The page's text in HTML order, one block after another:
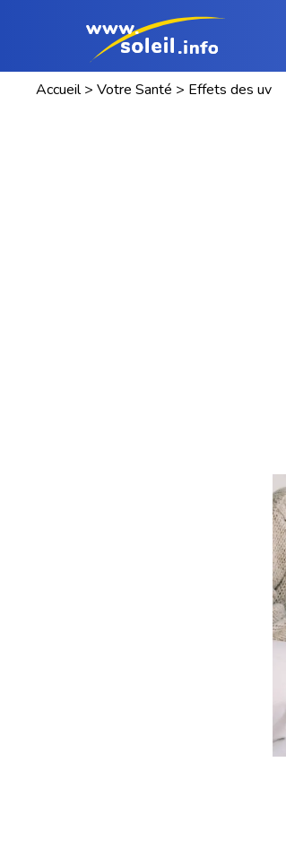
Accueil > Votre Santé > Effets des uv